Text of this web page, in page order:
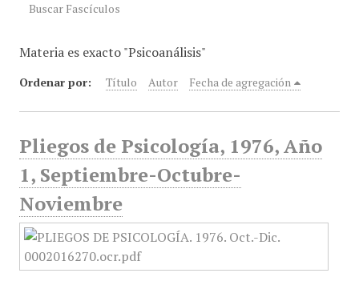
Buscar Fascículos
Materia es exacto "Psicoanálisis"
Ordenar por: Título Autor Fecha de agregación
Pliegos de Psicología, 1976, Año
1, Septiembre-Octubre-
Noviembre